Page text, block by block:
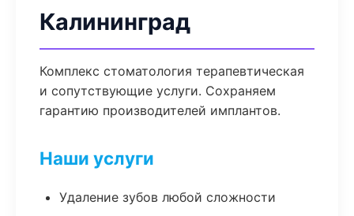
Калининград
Комплекс стоматология терапевтическая
и сопутствующие услуги. Сохраняем
гарантию производителей имплантов.
Наши услуги
Удаление зубов любой сложности